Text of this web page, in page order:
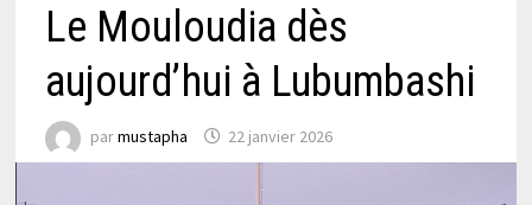
Le Mouloudia dès
aujourd’hui à Lubumbashi
parmustapha 22 janvier 2026